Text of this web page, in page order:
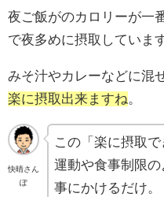
夜ご飯がのカロリーが一
で夜多めに摂取しています
みそ汁やカレーなどに混
楽に摂取出来ますね。
快晴さん
ぽ
この「楽に摂取で
運動や食事制限
事にかけるだけ。